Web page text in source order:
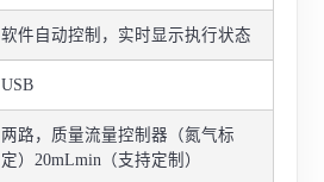
软件自动控制，实时显示执行状态
USB
两路，质量流量控制器（氮气标
定）20mLmin（支持定制）